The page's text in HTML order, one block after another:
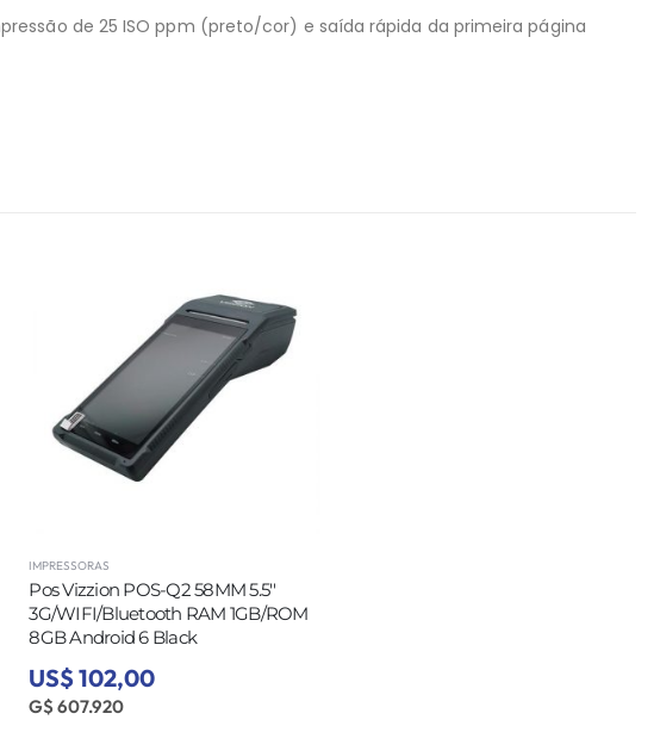
de 25 ISO ppm (preto/cor) e saída rápida da primeira página
IMPRESSORAS
Pos Vizzion POS-Q2 58MM 5.5''
3G/WIFI/Bluetooth RAM 1GB/ROM
8GB Android 6 Black
US$ 102,00
G$ 607.920